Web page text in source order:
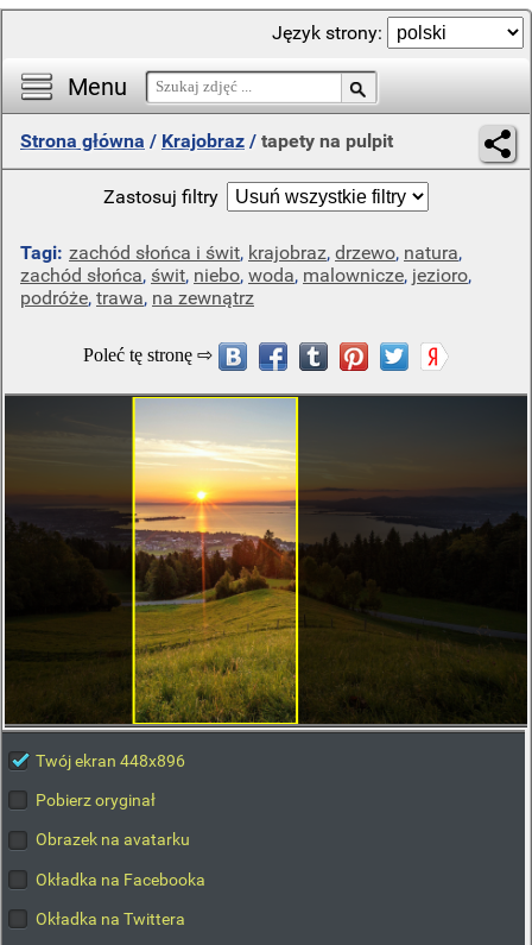
Menu
Język strony:
Strona główna / Krajobraz / tapety na pulpit
Zastosuj filtry
Tagi: zachód słońca i świt, krajobraz, drzewo, natura,
zachód słońca, świt, niebo, woda, malownicze, jezioro,
podróże, trawa, na zewnątrz
Twój ekran 448x896
Pobierz oryginał
Obrazek na avatarku
Okładka na Facebooka
Okładka na Twittera